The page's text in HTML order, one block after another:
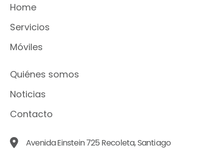
Home
Servicios
Móviles
Quiénes somos
Noticias
Contacto
Avenida Einstein 725 Recoleta, Santiago